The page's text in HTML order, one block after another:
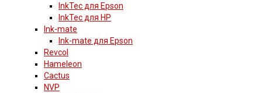
InkTec для Epson
InkTec для HP
Ink-mate
Ink-mate для Epson
Revcol
Hameleon
Cactus
NVP